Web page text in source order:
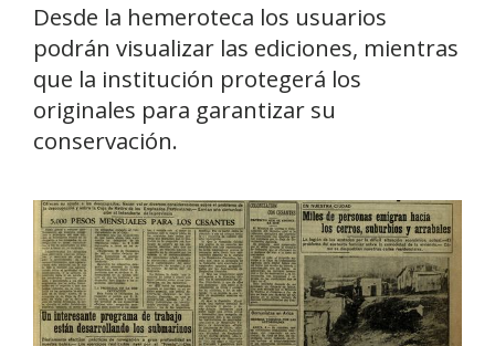
Desde la hemeroteca los usuarios
podrán visualizar las ediciones, mientras
que la institución protegerá los
originales para garantizar su
conservación.